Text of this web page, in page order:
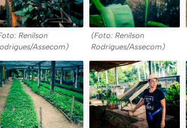
Renilson
Assecom)
(Foto: Renilson
Rodrigues/Assecom)